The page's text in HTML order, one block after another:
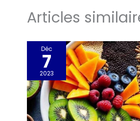
Articles
Déc
7
2023